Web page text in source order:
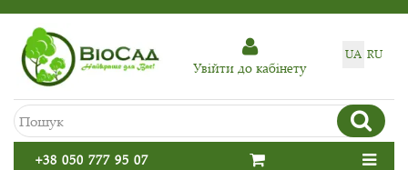
UA RU
Увiйти до кабiнету
+38 050 777 95 07